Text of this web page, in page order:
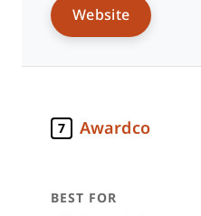
Website
7 Awardco